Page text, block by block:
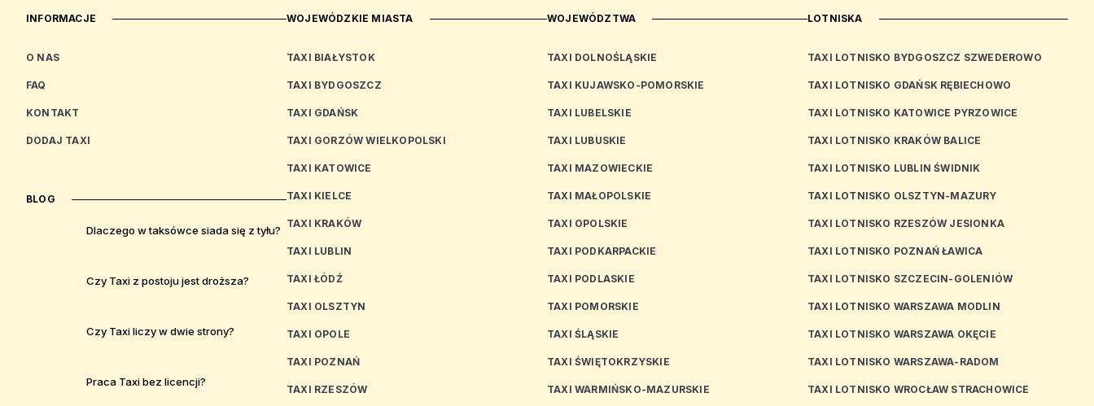
INFORMACJE
O NAS
FAQ
KONTAKT
DODAJ TAXI
BLOG
Dlaczego w taksówce siada się z tyłu?
Czy Taxi z postoju jest droższa?
Czy Taxi liczy w dwie strony?
Praca Taxi bez licencji?
WOJEWÓDZKIE MIASTA
TAXI BIAŁYSTOK
TAXI BYDGOSZCZ
TAXI GDAŃSK
TAXI GORZÓW WIELKOPOLSKI
TAXI KATOWICE
TAXI KIELCE
TAXI KRAKÓW
TAXI LUBLIN
TAXI ŁÓDŹ
TAXI OLSZTYN
TAXI OPOLE
TAXI POZNAŃ
TAXI RZESZÓW
WOJEWÓDZTWA
TAXI DOLNOŚLĄSKIE
TAXI KUJAWSKO-POMORSKIE
TAXI LUBELSKIE
TAXI LUBUSKIE
TAXI MAZOWIECKIE
TAXI MAŁOPOLSKIE
TAXI OPOLSKIE
TAXI PODKARPACKIE
TAXI PODLASKIE
TAXI POMORSKIE
TAXI ŚLĄSKIE
TAXI ŚWIĘTOKRZYSKIE
TAXI WARMIŃSKO-MAZURSKIE
LOTNISKA
TAXI LOTNISKO BYDGOSZCZ SZWEDEROWO
TAXI LOTNISKO GDAŃSK RĘBIECHOWO
TAXI LOTNISKO KATOWICE PYRZOWICE
TAXI LOTNISKO KRAKÓW BALICE
TAXI LOTNISKO LUBLIN ŚWIDNIK
TAXI LOTNISKO OLSZTYN-MAZURY
TAXI LOTNISKO RZESZÓW JESIONKA
TAXI LOTNISKO POZNAŃ ŁAWICA
TAXI LOTNISKO SZCZECIN-GOLENIÓW
TAXI LOTNISKO WARSZAWA MODLIN
TAXI LOTNISKO WARSZAWA OKĘCIE
TAXI LOTNISKO WARSZAWA-RADOM
TAXI LOTNISKO WROCŁAW STRACHOWICE